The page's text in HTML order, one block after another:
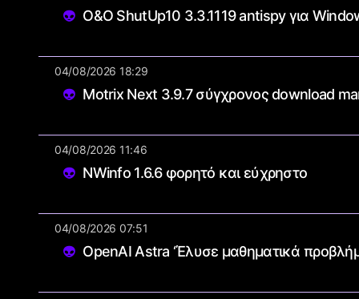
O&O ShutUp10 3.3.1119 antispy για
04/08/2026 18:29
Motrix Next 3.9.7 σύγχρονος download
04/08/2026 11:46
NWinfo 1.6.6 φορητό και εύχρηστο
04/08/2026 07:51
OpenAI Astra ‘Έλυσε μαθηματικά